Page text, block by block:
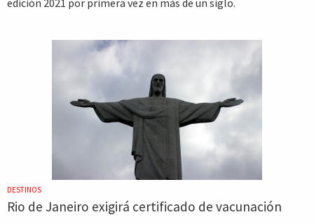
edición 2021 por primera vez en más de un siglo.
DESTINOS
Rio de Janeiro exigirá certificado de vacunación